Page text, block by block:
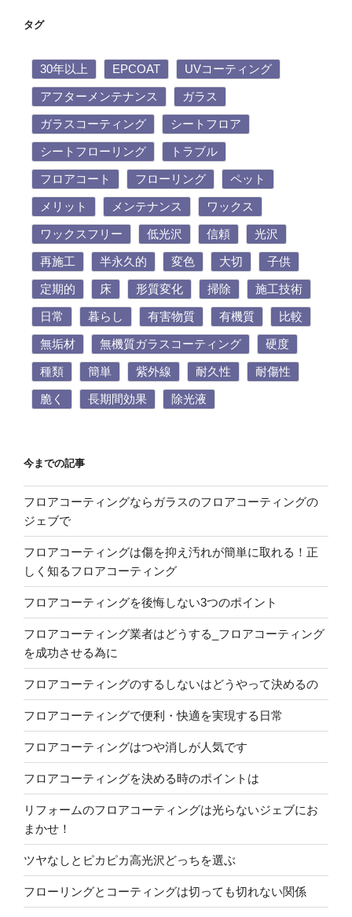
タグ
30年以上 EPCOAT UVコーティング
アフターメンテナンス ガラス
ガラスコーティング シートフロア
シートフローリング トラブル
フロアコート フローリング ペット
メリット メンテナンス ワックス
ワックスフリー 低光沢 信頼 光沢
再施工 半永久的 変色 大切 子供
定期的 床 形質変化 掃除 施工技術
日常 暮らし 有害物質 有機質 比較
無垢材 無機質ガラスコーティング 硬度
種類 簡単 紫外線 耐久性 耐傷性
脆く 長期間効果 除光液
今までの記事
フロアコーティングならガラスのフロアコーティングの
ジェブで
フロアコーティングは傷を抑え汚れが簡単に取れる！正
しく知るフロアコーティング
フロアコーティングを後悔しない3つのポイント
フロアコーティング業者はどうする_フロアコーティング
を成功させる為に
フロアコーティングのするしないはどうやって決めるの
フロアコーティングで便利・快適を実現する日常
フロアコーティングはつや消しが人気です
フロアコーティングを決める時のポイントは
リフォームのフロアコーティングは光らないジェブにお
まかせ！
ツヤなしとピカピカ高光沢どっちを選ぶ
フローリングとコーティングは切っても切れない関係